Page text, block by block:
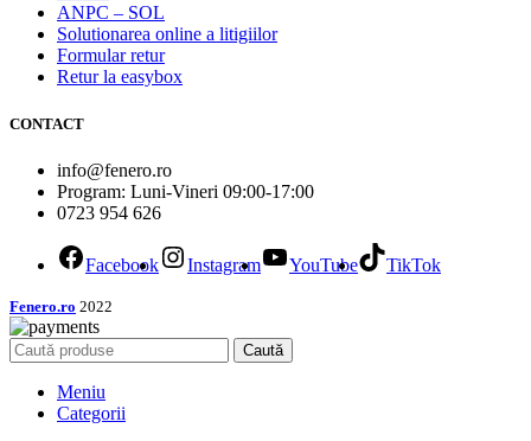
ANPC – SOL
Solutionarea online a litigiilor
Formular retur
Retur la easybox
CONTACT
info@fenero.ro
Program: Luni-Vineri 09:00-17:00
0723 954 626
Facebook Instagram YouTube TikTok
Fenero.ro 2022
Caută
Meniu
Categorii